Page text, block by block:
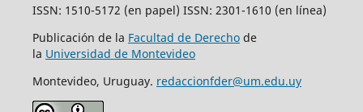
ISSN: 1510-5172 (en papel) ISSN: 2301-1610 (en línea)
Publicación de la Facultad de Derechode
la Universidad de Montevideo
Montevideo, Uruguay. redaccionfder@um.edu.uy